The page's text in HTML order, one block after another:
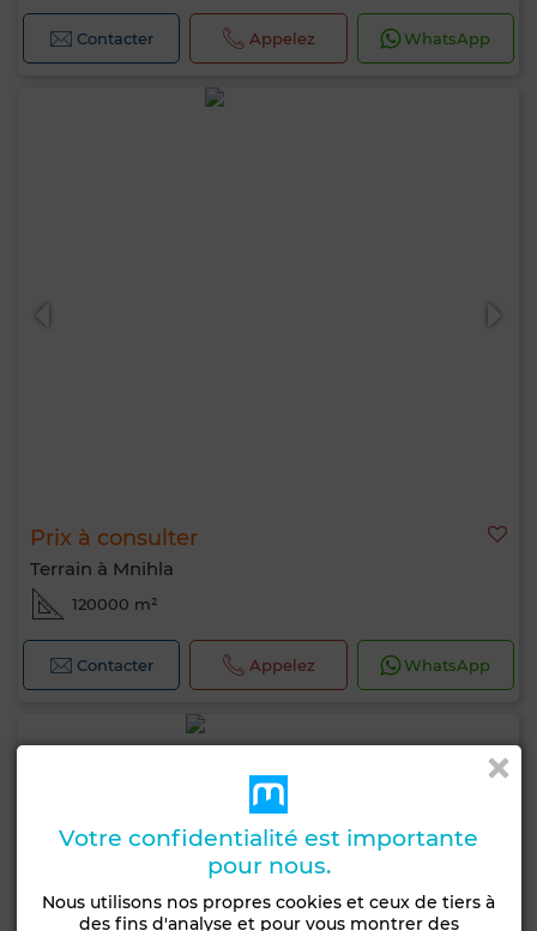
Contacter Appelez WhatsApp
Prix à consulter
Terrain à Mnihla
120000 m²
Contacter Appelez WhatsApp
Votre confidentialité est importante
pour nous.
Nous utilisons nos propres cookies et ceux de tiers à
des fins d'analyse et pour vous montrer des